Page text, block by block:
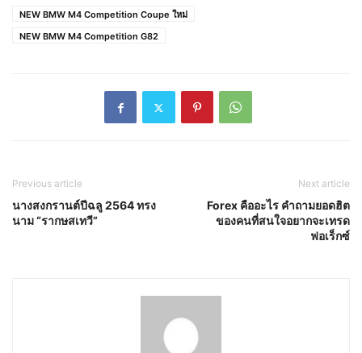
NEW BMW M4 Competition Coupe ใหม่
NEW BMW M4 Competition G82
Previous article
นางสงกรานต์ปีฉลู 2564 ทรง
นาม “รากษสเทวี”
Next article
Forex คืออะไร คำถามยอดฮิต
ของคนที่สนใจอยากจะเทรด
ฟอเร็กซ์